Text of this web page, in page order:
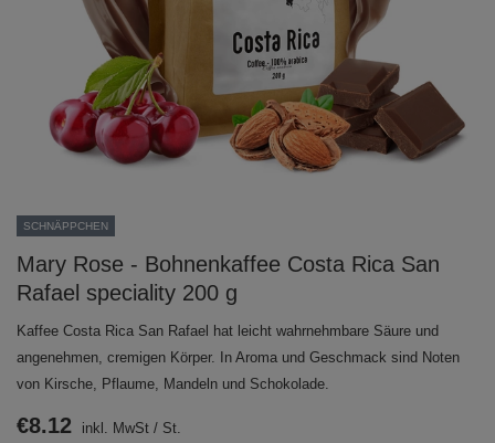
SCHNÄPPCHEN
Mary Rose - Bohnenkaffee Costa Rica San
Rafael speciality 200 g
Kaffee Costa Rica San Rafael hat leicht wahrnehmbare Säure und
angenehmen, cremigen Körper. In Aroma und Geschmack sind Noten
von Kirsche, Pflaume, Mandeln und Schokolade.
€8.12 inkl. MwSt / St.